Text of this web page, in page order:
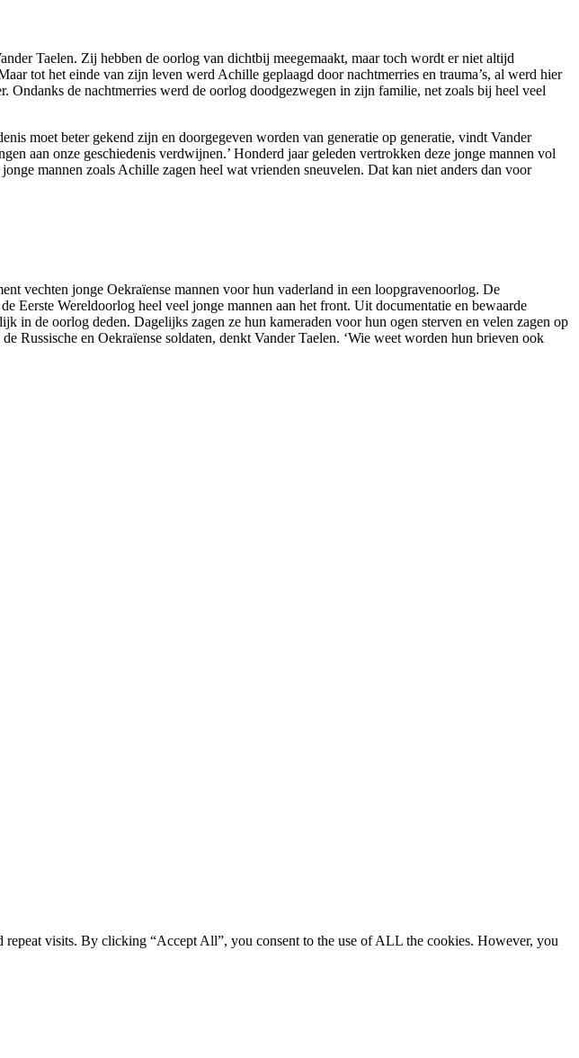
Taelen. Zij hebben de oorlog van dichtbij meegemaakt, maar toch wordt er niet altijd
tot het einde van zijn leven werd Achille geplaagd door nachtmerries en trauma’s, al werd hier
de nachtmerries werd de oorlog doodgezwegen in zijn familie, net zoals bij heel veel
moet beter gekend zijn en doorgegeven worden van generatie op generatie, vindt Vander
aan onze geschiedenis verdwijnen.’ Honderd jaar geleden vertrokken deze jonge mannen vol
mannen zoals Achille zagen heel wat vrienden sneuvelen. Dat kan niet anders dan voor
vechten jonge Oekraïense mannen voor hun vaderland in een loopgravenoorlog. De
Eerste Wereldoorlog heel veel jonge mannen aan het front. Uit documentatie en bewaarde
in de oorlog deden. Dagelijks zagen ze hun kameraden voor hun ogen sterven en velen zagen op
en Oekraïense soldaten, denkt Vander Taelen. ‘Wie weet worden hun brieven ook
visits. By clicking “Accept All”, you consent to the use of ALL the cookies. However, you